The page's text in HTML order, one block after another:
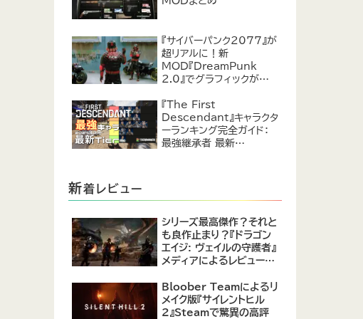
『サイバーパンク2077』が
超リアルに！新
MOD『DreamPunk
2.0』でグラフィックが恐ろ
『The First
Descendant』キャラクタ
ーランキング完全ガイド：
最強継承者 最新
新着レビュー
シリーズ最高傑作？それと
も良作止まり？『ドラゴン
エイジ: ヴェイルの守護者』
メディアによるレビューが
ラクター育成システムは好
評、戦闘システムは賛否あ
り
Bloober Teamによるリ
メイク版『サイレントヒル
2』Steamで驚異の高評